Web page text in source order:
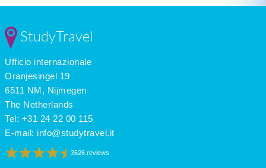
Mar
May
June
July
StudyTravel
Ufficio internazionale
Oranjesingel 19
6511 NM, Nijmegen
The Netherlands
Tel: +31 24 22 00 115
E-mail: info@studytravel.it
3626 reviews